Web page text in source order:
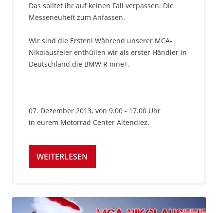
Das solltet ihr auf keinen Fall verpassen: Die
Messeneuheit zum Anfassen.
Wir sind die Ersten! Während unserer MCA-
Nikolausfeier enthüllen wir als erster Händler in
Deutschland die BMW R nineT.
07. Dezember 2013, von 9.00 - 17.00 Uhr
in eurem Motorrad Center Altendiez.
WEITERLESEN